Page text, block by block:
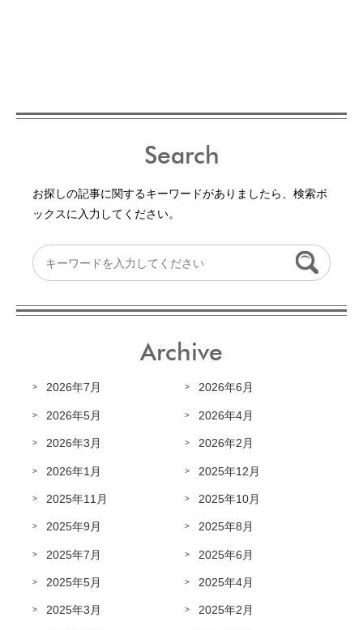
Search
お探しの記事に関するキーワードがありましたら、検索ボ
ックスに入力してください。
Archive
2026年7月 2026年6月
2026年5月 2026年4月
2026年3月 2026年2月
2026年1月 2025年12月
2025年11月 2025年10月
2025年9月 2025年8月
2025年7月 2025年6月
2025年5月 2025年4月
2025年3月 2025年2月